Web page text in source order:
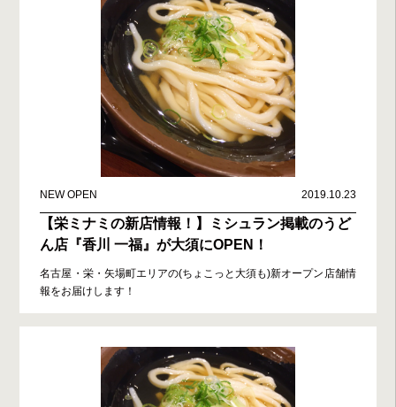
NEW OPEN 2019.10.23
【栄ミナミの新店情報！】ミシュラン掲載のうど
ん店『香川 一福』が大須にOPEN！
名古屋・栄・矢場町エリアの(ちょこっと大須も)新オープン店舗情
報をお届けします！